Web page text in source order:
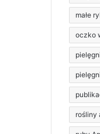
małe
oczko
rośliny